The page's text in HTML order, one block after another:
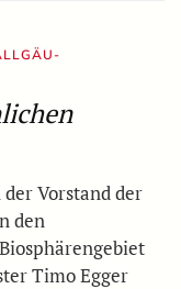
Vorstand der
den
Timo Egger